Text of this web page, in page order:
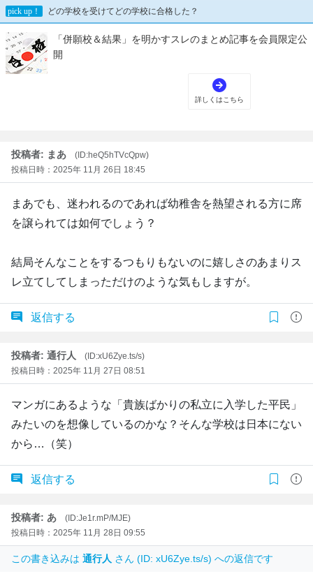
投稿者: まあ
(ID:heQ5hTVcQpw)
投稿日時：2025年 11月 26日 18:45
まあでも、迷われるのであれば幼稚舎を熱望される方に席
を譲られては如何でしょう？
結局そんなことをするつもりもないのに嬉しさのあまりス
レ立てしてしまっただけのような気もしますが。
返信する
投稿者: 通行人
(ID:xU6Zye.ts/s)
投稿日時：2025年 11月 27日 08:51
マンガにあるような「貴族ばかりの私立に入学した平民」
みたいのを想像しているのかな？そんな学校は日本にない
から…（笑）
返信する
投稿者: あ
(ID:Je1r.mP/MJE)
投稿日時：2025年 11月 28日 09:55
この書き込みは 通行人 さん (ID: xU6Zye.ts/s) への返信です